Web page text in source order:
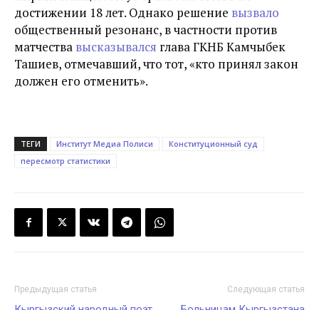
достижении 18 лет. Однако решение вызвало
общественный резонанс, в частности против
матчества высказывался глава ГКНБ Камчыбек
Ташиев, отмечавший, что тот, «кто принял закон
должен его отменить».
ТЕГИ Институт Медиа Полиси
Конституционный суд
пересмотр статистики
Предыдущая статья Следующая статья